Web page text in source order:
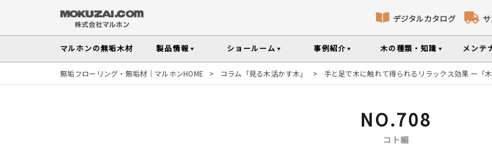
デジタルカタログ
マルホンの無垢木材 製品情報
フローリング 床暖房対応フローリング パネリング
ショールーム 事例紹介
樹種から探す
木の種類・知識
木材の基礎知識
メンテ
メンテナンスのコト
無垢フローリング・無垢材｜マルホンHOME > コラム「見る木活かす木」 > 手と足で木に触れて得られるリラックス効果 ー「
NO.708
コト編